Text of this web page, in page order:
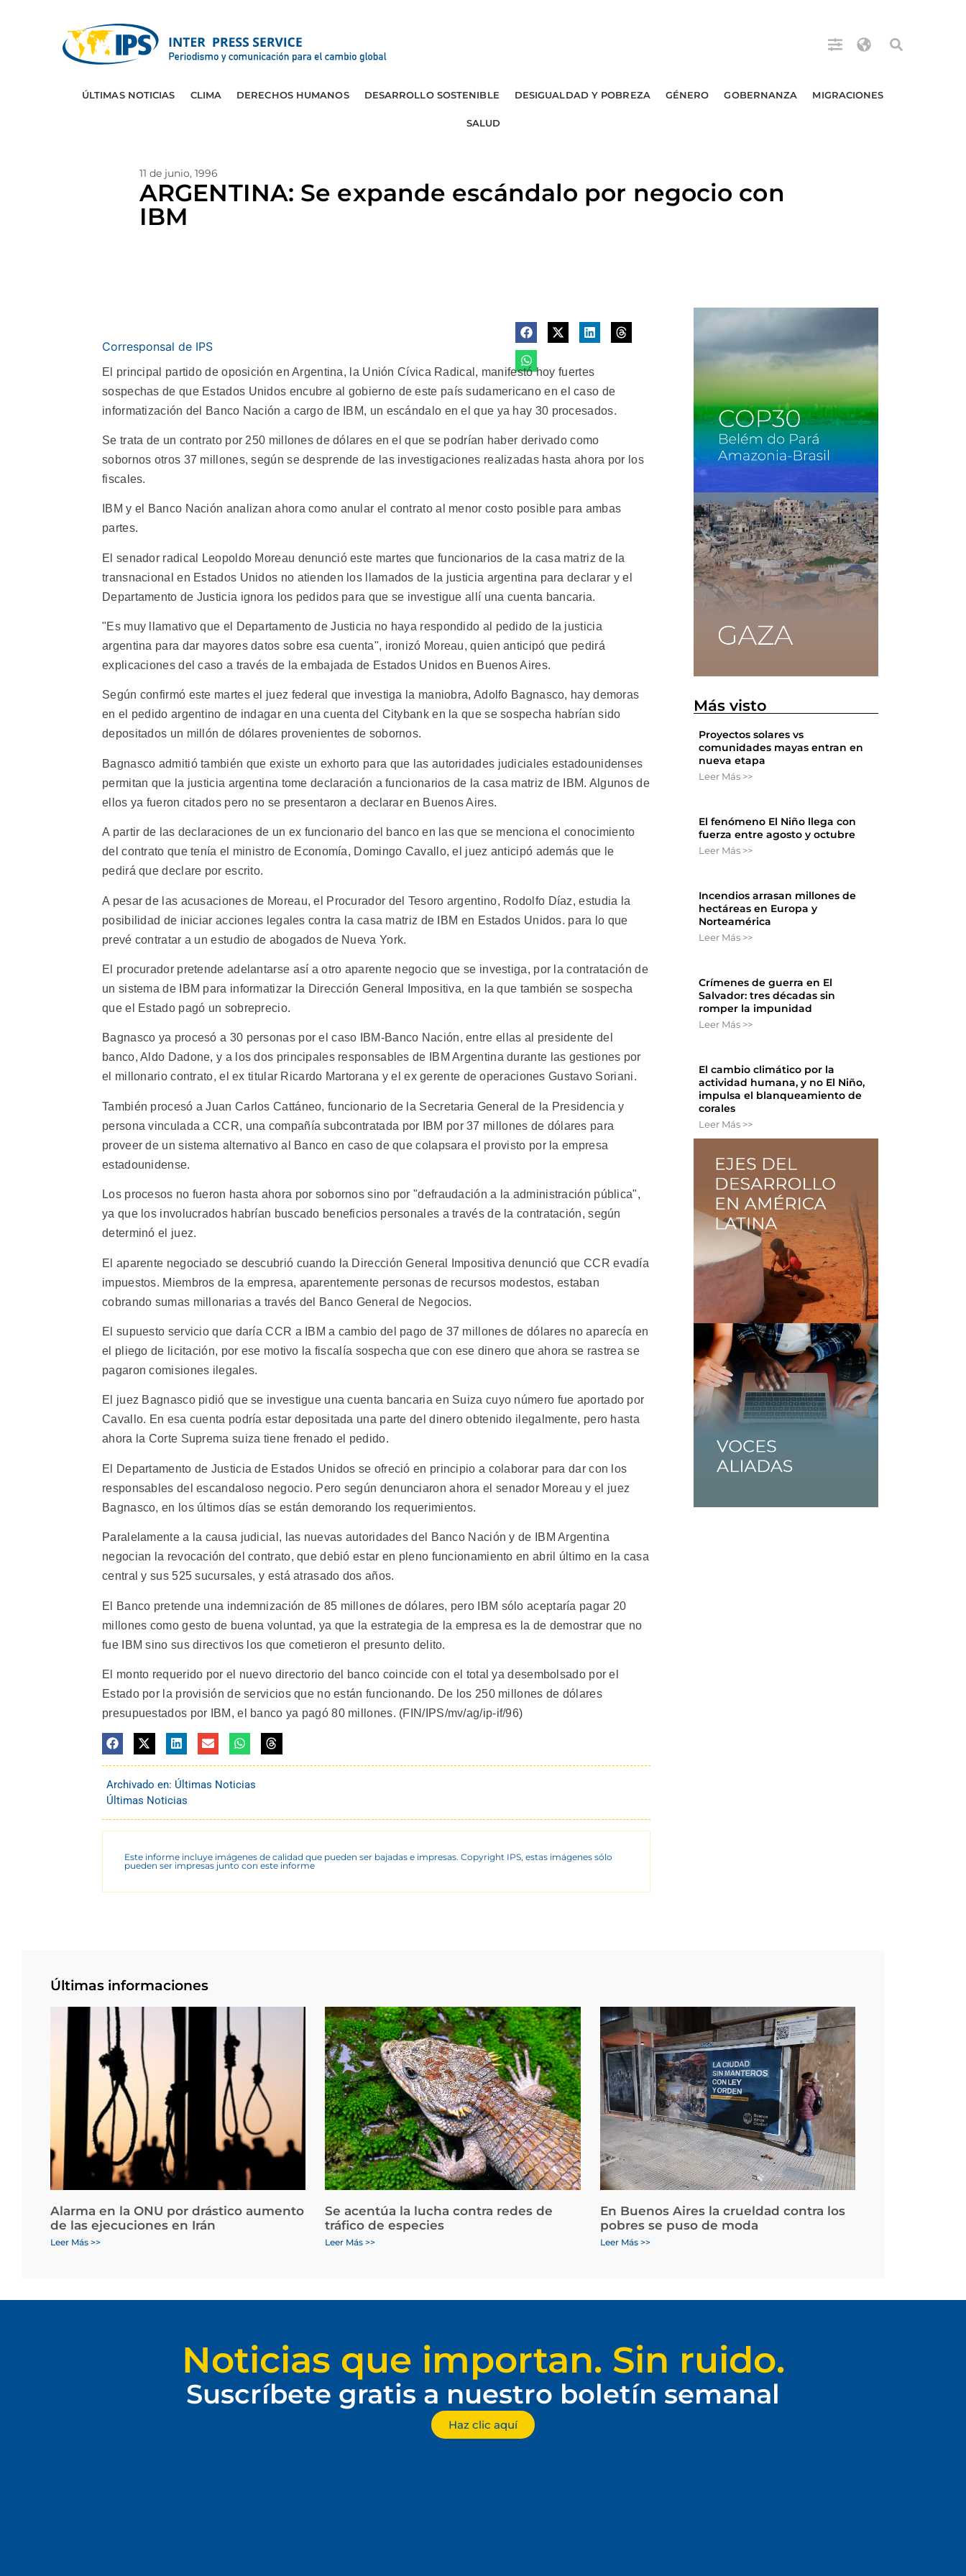
ÚLTIMAS NOTICIAS CLIMA DERECHOS HUMANOS DESARROLLO SOSTENIBLE DESIGUALDAD Y POBREZA GÉNERO GOBERNANZA MIGRACIONES
SALUD
11 de junio, 1996
ARGENTINA: Se expande escándalo por negocio con
IBM
Corresponsal de IPS
El principal partido de oposición en Argentina, la Unión Cívica Radical, manifestó hoy fuertes
sospechas de que Estados Unidos encubre al gobierno de este país sudamericano en el caso de
informatización del Banco Nación a cargo de IBM, un escándalo en el que ya hay 30 procesados.
Se trata de un contrato por 250 millones de dólares en el que se podrían haber derivado como
sobornos otros 37 millones, según se desprende de las investigaciones realizadas hasta ahora por los
fiscales.
IBM y el Banco Nación analizan ahora como anular el contrato al menor costo posible para ambas
partes.
El senador radical Leopoldo Moreau denunció este martes que funcionarios de la casa matriz de la
transnacional en Estados Unidos no atienden los llamados de la justicia argentina para declarar y el
Departamento de Justicia ignora los pedidos para que se investigue allí una cuenta bancaria.
"Es muy llamativo que el Departamento de Justicia no haya respondido al pedido de la justicia
argentina para dar mayores datos sobre esa cuenta", ironizó Moreau, quien anticipó que pedirá
explicaciones del caso a través de la embajada de Estados Unidos en Buenos Aires.
Según confirmó este martes el juez federal que investiga la maniobra, Adolfo Bagnasco, hay demoras
en el pedido argentino de indagar en una cuenta del Citybank en la que se sospecha habrían sido
depositados un millón de dólares provenientes de sobornos.
Bagnasco admitió también que existe un exhorto para que las autoridades judiciales estadounidenses
permitan que la justicia argentina tome declaración a funcionarios de la casa matriz de IBM. Algunos de
ellos ya fueron citados pero no se presentaron a declarar en Buenos Aires.
A partir de las declaraciones de un ex funcionario del banco en las que se menciona el conocimiento
del contrato que tenía el ministro de Economía, Domingo Cavallo, el juez anticipó además que le
pedirá que declare por escrito.
A pesar de las acusaciones de Moreau, el Procurador del Tesoro argentino, Rodolfo Díaz, estudia la
posibilidad de iniciar acciones legales contra la casa matriz de IBM en Estados Unidos. para lo que
prevé contratar a un estudio de abogados de Nueva York.
El procurador pretende adelantarse así a otro aparente negocio que se investiga, por la contratación de
un sistema de IBM para informatizar la Dirección General Impositiva, en la que también se sospecha
que el Estado pagó un sobreprecio.
Bagnasco ya procesó a 30 personas por el caso IBM-Banco Nación, entre ellas al presidente del
banco, Aldo Dadone, y a los dos principales responsables de IBM Argentina durante las gestiones por
el millonario contrato, el ex titular Ricardo Martorana y el ex gerente de operaciones Gustavo Soriani.
También procesó a Juan Carlos Cattáneo, funcionario de la Secretaria General de la Presidencia y
persona vinculada a CCR, una compañía subcontratada por IBM por 37 millones de dólares para
proveer de un sistema alternativo al Banco en caso de que colapsara el provisto por la empresa
estadounidense.
Los procesos no fueron hasta ahora por sobornos sino por "defraudación a la administración pública",
ya que los involucrados habrían buscado beneficios personales a través de la contratación, según
determinó el juez.
El aparente negociado se descubrió cuando la Dirección General Impositiva denunció que CCR evadía
impuestos. Miembros de la empresa, aparentemente personas de recursos modestos, estaban
cobrando sumas millonarias a través del Banco General de Negocios.
El supuesto servicio que daría CCR a IBM a cambio del pago de 37 millones de dólares no aparecía en
el pliego de licitación, por ese motivo la fiscalía sospecha que con ese dinero que ahora se rastrea se
pagaron comisiones ilegales.
El juez Bagnasco pidió que se investigue una cuenta bancaria en Suiza cuyo número fue aportado por
Cavallo. En esa cuenta podría estar depositada una parte del dinero obtenido ilegalmente, pero hasta
ahora la Corte Suprema suiza tiene frenado el pedido.
El Departamento de Justicia de Estados Unidos se ofreció en principio a colaborar para dar con los
responsables del escandaloso negocio. Pero según denunciaron ahora el senador Moreau y el juez
Bagnasco, en los últimos días se están demorando los requerimientos.
Paralelamente a la causa judicial, las nuevas autoridades del Banco Nación y de IBM Argentina
negocian la revocación del contrato, que debió estar en pleno funcionamiento en abril último en la casa
central y sus 525 sucursales, y está atrasado dos años.
El Banco pretende una indemnización de 85 millones de dólares, pero IBM sólo aceptaría pagar 20
millones como gesto de buena voluntad, ya que la estrategia de la empresa es la de demostrar que no
fue IBM sino sus directivos los que cometieron el presunto delito.
El monto requerido por el nuevo directorio del banco coincide con el total ya desembolsado por el
Estado por la provisión de servicios que no están funcionando. De los 250 millones de dólares
presupuestados por IBM, el banco ya pagó 80 millones. (FIN/IPS/mv/ag/ip-if/96)
Archivado en: Últimas Noticias
Últimas Noticias
Este informe incluye imágenes de calidad que pueden ser bajadas e impresas. Copyright IPS, estas imágenes sólo
pueden ser impresas junto con este informe
Más visto
Proyectos solares vs
comunidades mayas entran en
nueva etapa
Leer Más >>
El fenómeno El Niño llega con
fuerza entre agosto y octubre
Leer Más >>
Incendios arrasan millones de
hectáreas en Europa y
Norteamérica
Leer Más >>
Crímenes de guerra en El
Salvador: tres décadas sin
romper la impunidad
Leer Más >>
El cambio climático por la
actividad humana, y no El Niño,
impulsa el blanqueamiento de
corales
Leer Más >>
Últimas informaciones
Alarma en la ONU por drástico aumento
de las ejecuciones en Irán
Leer Más >>
Se acentúa la lucha contra redes de
tráfico de especies
Leer Más >>
En Buenos Aires la crueldad contra los
pobres se puso de moda
Leer Más >>
Noticias que importan. Sin ruido.
Suscríbete gratis a nuestro boletín semanal
Haz clic aquí